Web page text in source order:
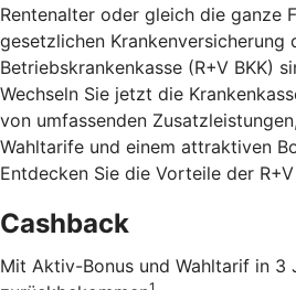
Rentenalter oder gleich die ganze
gesetzlichen Krankenversicherung
Betriebskrankenkasse (R+V BKK)
Wechseln Sie jetzt die
von umfassenden
Wahltarife und einem attraktiven
Entdecken Sie die Vorteile der R+V
Cashback
Mit Aktiv-Bonus und Wahltarif in 3